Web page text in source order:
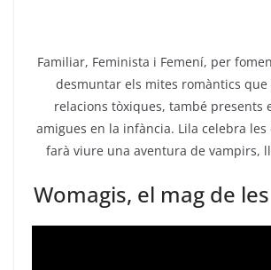
Familiar, Feminista i Femení, per
desmuntar els mites romàntics que
relacions tòxiques, també presents
amigues en la infància. Lila celebra
farà viure una aventura de vampirs,
Womagis, el mag de